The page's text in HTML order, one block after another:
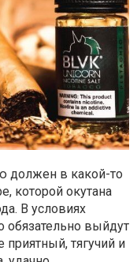
должен в какой-то
которой окутана
В условиях
обязательно выйдут
тягучий и